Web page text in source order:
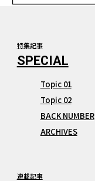
特集記事
Topic 01
Topic 02
BACK NUMBER
ARCHIVES
連載記事